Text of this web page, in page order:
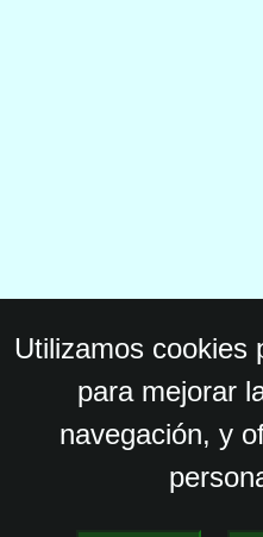
Utilizamos cookies
para mejorar
navegación, y